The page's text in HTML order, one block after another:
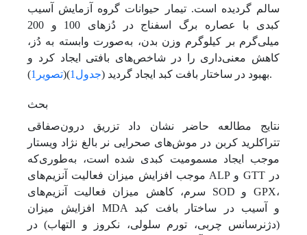
سالم گردیده است. تیمار حیوانات گروه آزمایش آسیب
کبدی با عصاره برگ اسفناج در دُزهای 100 و 200
میلی‌گرم بر کیلو‌گرم وزن بدن، به‌صورت وابسته به دُز،
کاهش معنی‌داری را در شاخص‌های بافتی ایجاد کرد و
بهبود در ساختار بافت کبد ایجاد گردید (جدول1 )(تصویر1 ).
بحث
نتایج مطالعه حاضر نشان داد تزریق درون‌صفاقی
‌تتراکلرید کربن در موش‌های صحرایی نر بالغ نژاد ویستار
موجب ایجاد مسمومیت کبدی شده است، به‌طوری‌که
موجب افزایش میزان فعالیت آنزیم‌های ALP و GTT در
سرم، کاهش میزان فعالیت آنزیم‌های SOD و GPX،
افزایش میزان MDA و آسیب در ساختار بافت کبد
(دژنرسانس چربی، تورم سلولی، نکروز و التهاب) در